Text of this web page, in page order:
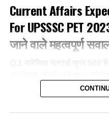
Current Affairs
For UPSSSC PET
जाने वाले महत्वपूर्ण
एचएस प्रणय